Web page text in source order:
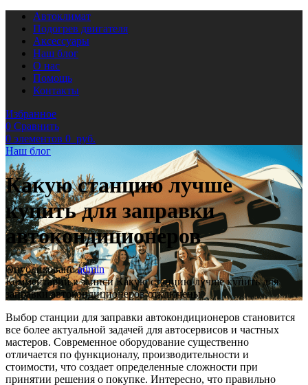
Автоклимат
Подогрев двигателя
Аксессуары
Наш блог
О нас
Помощь
Контакты
Избранное
0 Сравнить
0 элементов 0 руб.
Наш блог
Какую станцию лучше
купить для заправки
автокондиционеров
Опубликовано admin
Комментариик записи Какую станцию лучше купить для
заправки автокондиционеровотключены
Выбор станции для заправки автокондиционеров становится
все более актуальной задачей для автосервисов и частных
мастеров. Современное оборудование существенно
отличается по функционалу, производительности и
стоимости, что создает определенные сложности при
принятии решения о покупке. Интересно, что правильно